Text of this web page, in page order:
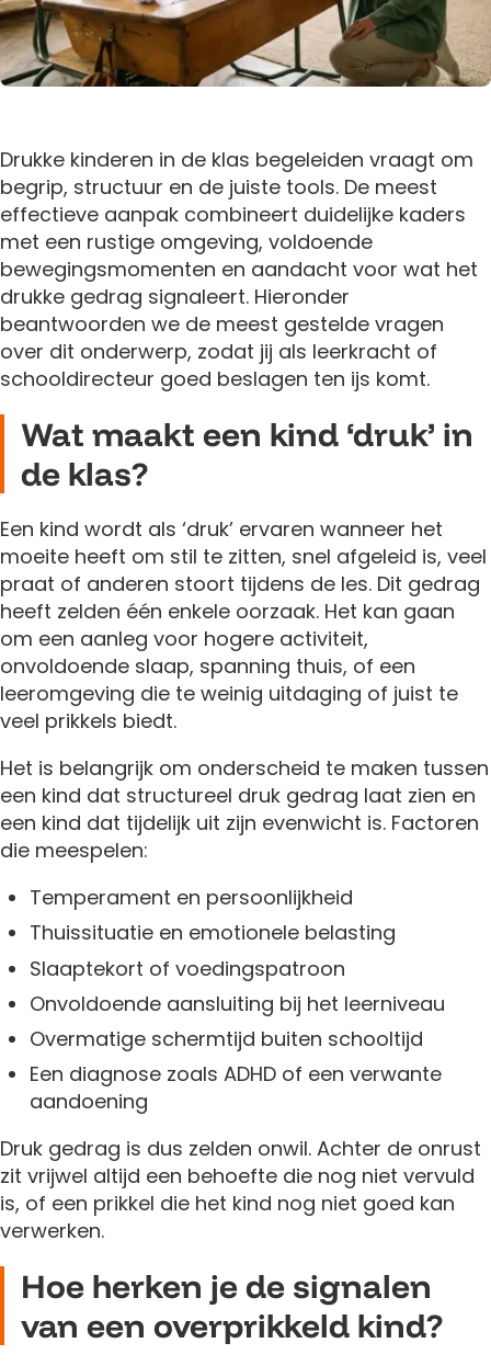
Drukke kinderen in de klas begeleiden vraagt om
begrip, structuur en de juiste tools. De meest
effectieve aanpak combineert duidelijke kaders
met een rustige omgeving, voldoende
bewegingsmomenten en aandacht voor wat het
drukke gedrag signaleert. Hieronder
beantwoorden we de meest gestelde vragen
over dit onderwerp, zodat jij als leerkracht of
schooldirecteur goed beslagen ten ijs komt.
Wat maakt een kind ‘druk’ in
de klas?
Een kind wordt als ‘druk’ ervaren wanneer het
moeite heeft om stil te zitten, snel afgeleid is, veel
praat of anderen stoort tijdens de les. Dit gedrag
heeft zelden één enkele oorzaak. Het kan gaan
om een aanleg voor hogere activiteit,
onvoldoende slaap, spanning thuis, of een
leeromgeving die te weinig uitdaging of juist te
veel prikkels biedt.
Het is belangrijk om onderscheid te maken tussen
een kind dat structureel druk gedrag laat zien en
een kind dat tijdelijk uit zijn evenwicht is. Factoren
die meespelen:
Temperament en persoonlijkheid
Thuissituatie en emotionele belasting
Slaaptekort of voedingspatroon
Onvoldoende aansluiting bij het leerniveau
Overmatige schermtijd buiten schooltijd
Een diagnose zoals ADHD of een verwante
aandoening
Druk gedrag is dus zelden onwil. Achter de onrust
zit vrijwel altijd een behoefte die nog niet vervuld
is, of een prikkel die het kind nog niet goed kan
verwerken.
Hoe herken je de signalen
van een overprikkeld kind?